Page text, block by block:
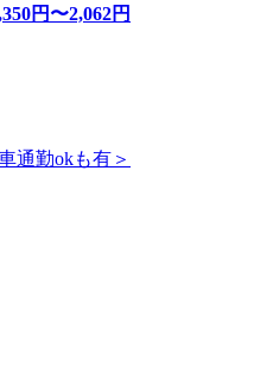
円〜2,062円
通勤okも有＞